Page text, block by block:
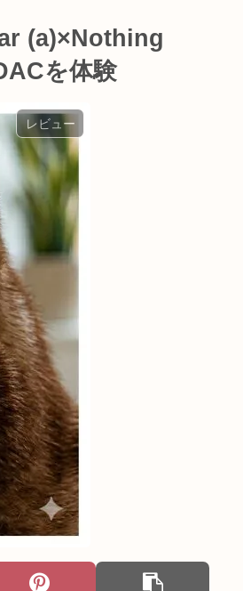
(a)×Nothing
を体験
レビュー